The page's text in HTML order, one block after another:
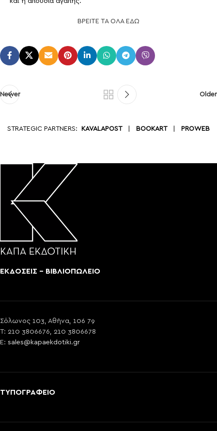
ΒΡΕΙΤΕ ΤΑ ΟΛΑ ΕΔΩ
Newer Older
STRATEGIC PARTNERS: KAVALAPOST| BOOKART| PROWEB
ΕΚΔΟΣΕΙΣ - ΒΙΒΛΙΟΠΩΛΕΙΟ
Σόλωνος 103, Αθήνα, 106 79
T: 210 3806676, 210 3806678
E: sales@kapaekdotiki.gr
ΤΥΠΟΓΡΑΦΕΙΟ